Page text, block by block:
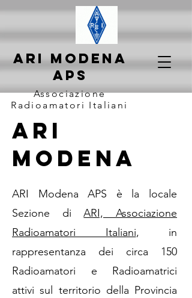
ARI MODENA
APS
Associazione
Radioamatori Italiani
ARI
Modena
ARI Modena APS è la locale
Sezione diARI, Associazione
Radioamatori Italiani, in
rappresentanza dei circa 150
Radioamatori e Radioamatrici
attivi sul territorio della Provincia